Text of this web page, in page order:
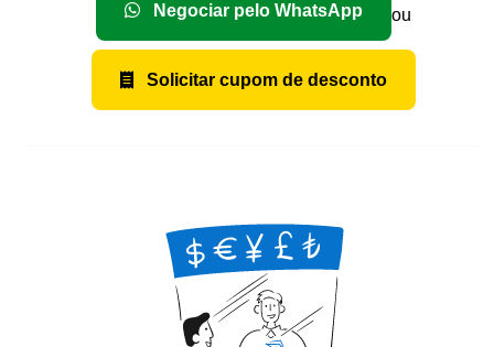
Negociar pelo WhatsApp ou
Solicitar cupom de desconto